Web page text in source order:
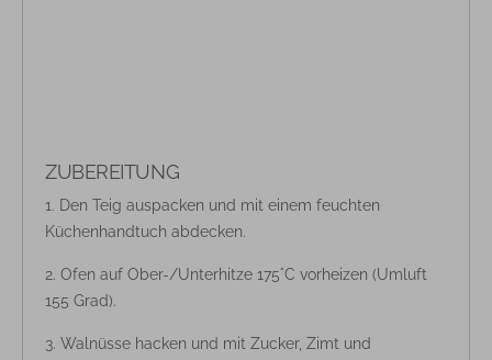
ZUBEREITUNG
Den Teig auspacken und mit einem feuchten
Küchenhandtuch abdecken.
Ofen auf Ober-/Unterhitze 175°C vorheizen (Umluft
155 Grad).
Walnüsse hacken und mit Zucker, Zimt und